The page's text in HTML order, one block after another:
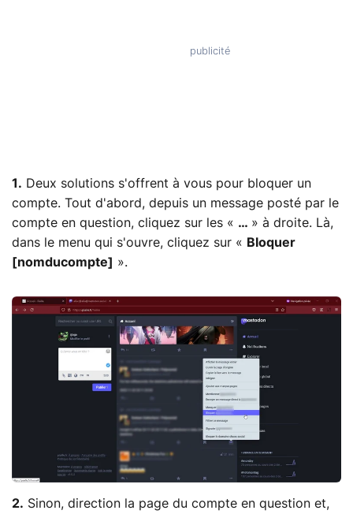
1. Deux solutions s'offrent à vous pour bloquer un
compte. Tout d'abord, depuis un message posté par le
compte en question, cliquez sur les « … » à droite. Là,
dans le menu qui s'ouvre, cliquez sur « Bloquer
[nomducompte]
».
2. Sinon, direction la page du compte en question et,